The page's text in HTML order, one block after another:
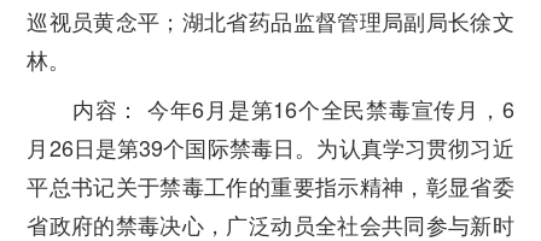
巡视员黄念平；湖北省药品监督管理局副局长徐文
林。
内容： 今年6月是第16个全民禁毒宣传月，6
月26日是第39个国际禁毒日。为认真学习贯彻习近
平总书记关于禁毒工作的重要指示精神，彰显省委
省政府的禁毒决心，广泛动员全社会共同参与新时